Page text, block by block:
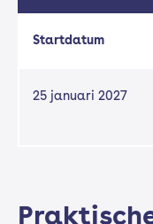
Startdatum
25 januari 2027